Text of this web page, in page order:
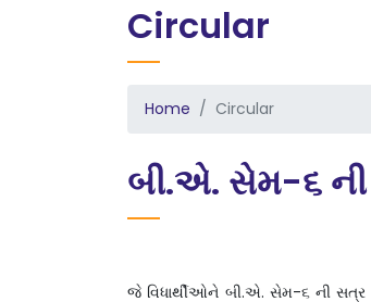
Circular
Home Circular
બી.એ. સેમ-૬ ની
જે વિધાર્થીઓને બી.એ. સેમ-૬ ની સત્ર